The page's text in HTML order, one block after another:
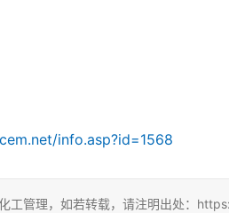
info.asp?id=1568
工管理，如若转载，请注明出处：